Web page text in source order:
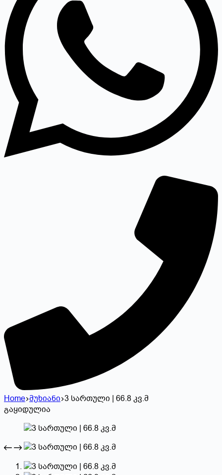
Home მუხიანი 3 სართული | 66.8 კვ.მ
გაყიდულია